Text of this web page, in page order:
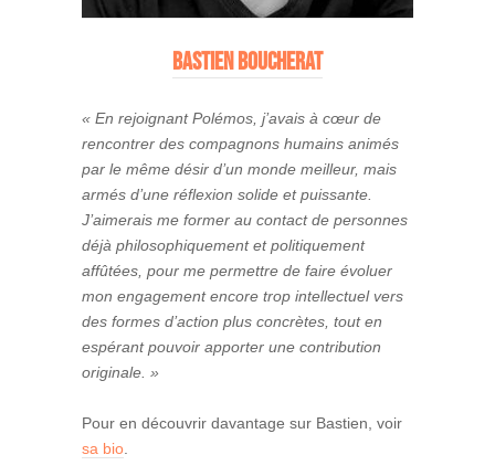
bastien boucherat
« En rejoignant Polémos, j’avais à cœur de
rencontrer des compagnons humains animés
par le même désir d’un monde meilleur, mais
armés d’une réflexion solide et puissante.
J’aimerais me former au contact de personnes
déjà philosophiquement et politiquement
affûtées, pour me permettre de faire évoluer
mon engagement encore trop intellectuel vers
des formes d’action plus concrètes, tout en
espérant pouvoir apporter une contribution
originale. »
Pour en découvrir davantage sur Bastien, voir
sa bio